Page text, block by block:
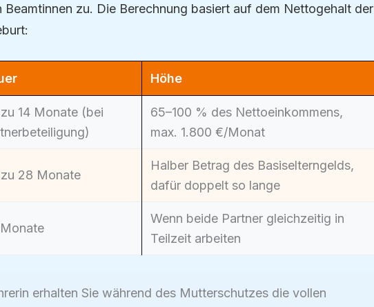
Beamtinnen zu. Die Berechnung basiert auf dem Nettogehalt der
Höhe
14 Monate (bei
65–100 % des Nettoeinkommens,
max. 1.800 €/Monat
28 Monate
Halber Betrag des Basiselterngelds,
dafür doppelt so lange
Wenn beide Partner gleichzeitig in
Teilzeit arbeiten
erhalten Sie während des Mutterschutzes die vollen